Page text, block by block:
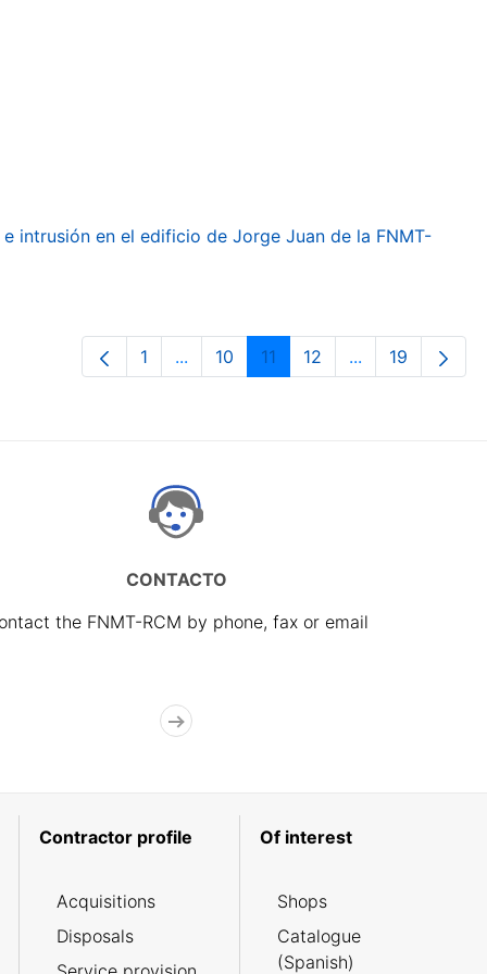
intrusión en el edificio de Jorge Juan de la FNMT-
Page
1 ...Intermediate Pages Use TAB to
Page
10 Page
11 Page
12 ...Intermediate
Page
19
CONTACTO
the FNMT-RCM by phone, fax or email
Contractor profile
Acquisitions
Disposals
Of interest
Shops
Catalogue
(Spanish)